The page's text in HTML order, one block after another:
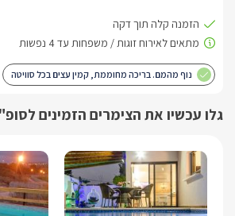
נוף מהמם. בריכה מחוממת, קמין עצים בכל סוויטה
גלו עכשיו את הצימרים הזמינים